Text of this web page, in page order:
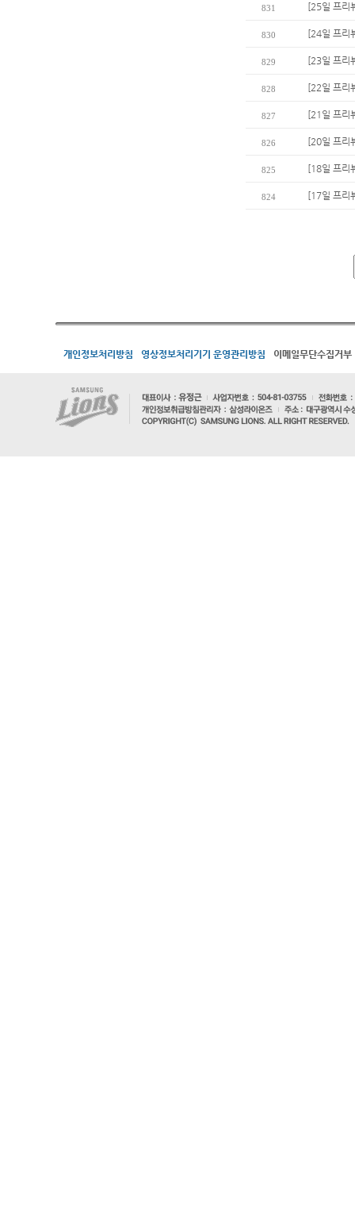
831 [25일 프리
830 [24일 프리
829 [23일 프리
828 [22일 프리
827 [21일 프리
826 [20일 프리
825 [18일 프리
824 [17일 프리
개인정보처리방침 영상정보처리기기 운영관리방침 이메일무단수집거부